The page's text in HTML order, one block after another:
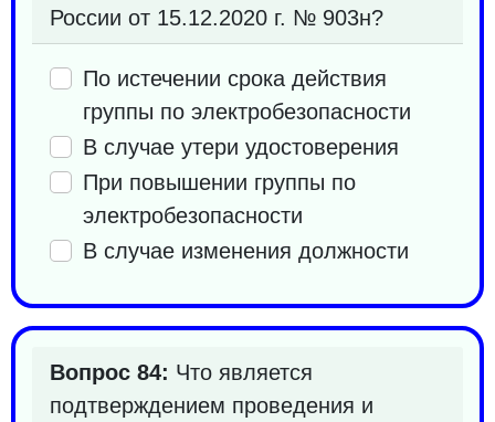
России от 15.12.2020 г. № 903н?
По истечении срока действия
группы по электробезопасности
В случае утери удостоверения
При повышении группы по
электробезопасности
В случае изменения должности
Вопрос 84: Что является
подтверждением проведения и